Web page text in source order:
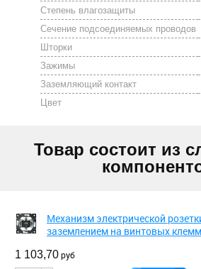
Степень влагозащиты
Сечение подсоединяемых проводов
Шторки
Зажимы
Заземляющий контакт
Цвет
Товар состоит из
Механизм электрической
заземлением на винтовых
1 103,70руб